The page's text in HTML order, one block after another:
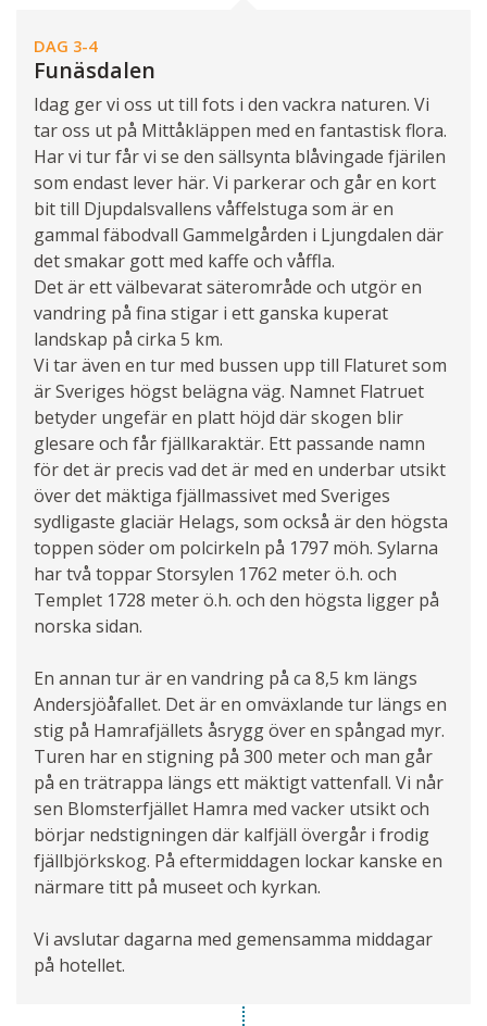
DAG 3-4
Funäsdalen
Idag ger vi oss ut till fots i den vackra naturen. Vi
tar oss ut på Mittåkläppen med en fantastisk flora.
Har vi tur får vi se den sällsynta blåvingade fjärilen
som endast lever här. Vi parkerar och går en kort
bit till Djupdalsvallens våffelstuga som är en
gammal fäbodvall Gammelgården i Ljungdalen där
det smakar gott med kaffe och våffla.
Det är ett välbevarat säterområde och utgör en
vandring på fina stigar i ett ganska kuperat
landskap på cirka 5 km.
Vi tar även en tur med bussen upp till Flaturet som
är Sveriges högst belägna väg. Namnet Flatruet
betyder ungefär en platt höjd där skogen blir
glesare och får fjällkaraktär. Ett passande namn
för det är precis vad det är med en underbar utsikt
över det mäktiga fjällmassivet med Sveriges
sydligaste glaciär Helags, som också är den högsta
toppen söder om polcirkeln på 1797 möh. Sylarna
har två toppar Storsylen 1762 meter ö.h. och
Templet 1728 meter ö.h. och den högsta ligger på
norska sidan.
En annan tur är en vandring på ca 8,5 km längs
Andersjöåfallet. Det är en omväxlande tur längs en
stig på Hamrafjällets åsrygg över en spångad myr.
Turen har en stigning på 300 meter och man går
på en trätrappa längs ett mäktigt vattenfall. Vi når
sen Blomsterfjället Hamra med vacker utsikt och
börjar nedstigningen där kalfjäll övergår i frodig
fjällbjörkskog. På eftermiddagen lockar kanske en
närmare titt på museet och kyrkan.
Vi avslutar dagarna med gemensamma middagar
på hotellet.